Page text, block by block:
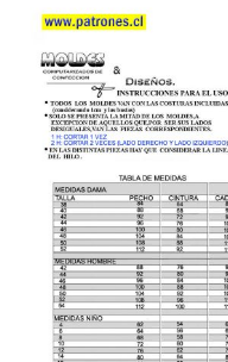
manga
larga)
cantidad